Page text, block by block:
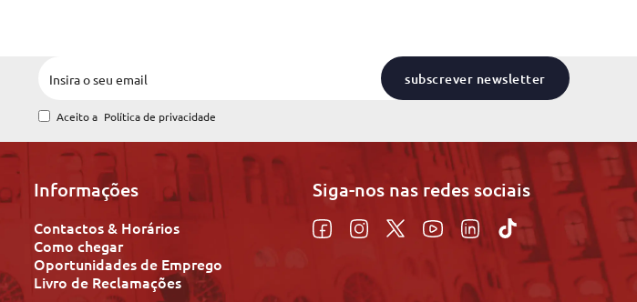
subscrever newsletter
Aceito a Política de privacidade
Informações
Contactos & Horários
Como chegar
Oportunidades de Emprego
Livro de Reclamações
Siga-nos nas redes sociais